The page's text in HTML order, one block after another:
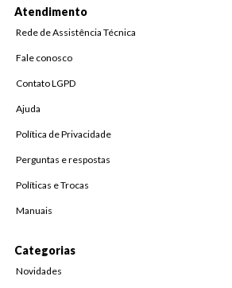
Atendimento
Rede de Assistência Técnica
Fale conosco
Contato LGPD
Ajuda
Política de Privacidade
Perguntas e respostas
Políticas e Trocas
Manuais
Categorias
Novidades